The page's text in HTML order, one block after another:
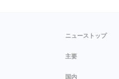
ニューストップ
主要
国内